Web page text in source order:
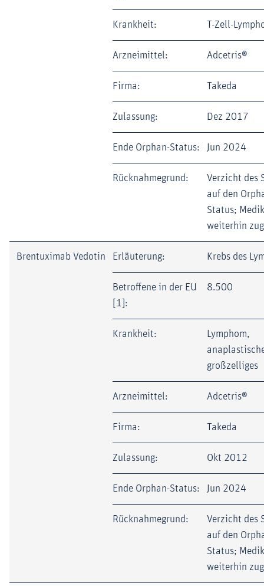
Krankheit: T-Zell-
Arzneimittel: Adcetris®
Firma: Takeda
Zulassung: Dez 2017
Ende Orphan-Status: Jun 2024
Rücknahmegrund:
Verzicht des
auf den
Status;
weiterhin
Brentuximab Vedotin Erläuterung: Krebs des
Betroffene in der EU
[1]:
8.500
Krankheit:
Lymphom,
großzelliges
Arzneimittel: Adcetris®
Firma: Takeda
Zulassung: Okt 2012
Ende Orphan-Status: Jun 2024
Rücknahmegrund:
Verzicht des
auf den
Status;
weiterhin